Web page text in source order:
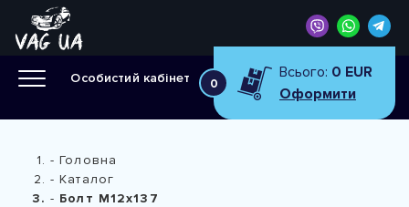
Особистий кабінет 0
Всього: 0 EUR
Оформити
Головна
Каталог
Болт М12x137